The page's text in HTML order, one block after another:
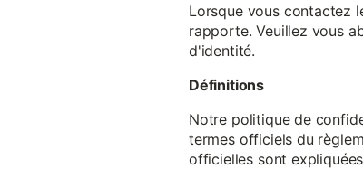
Lorsque vous contactez
rapporte. Veuillez vous
d'identité.
Définitions
Notre politique de
termes officiels du
officielles sont